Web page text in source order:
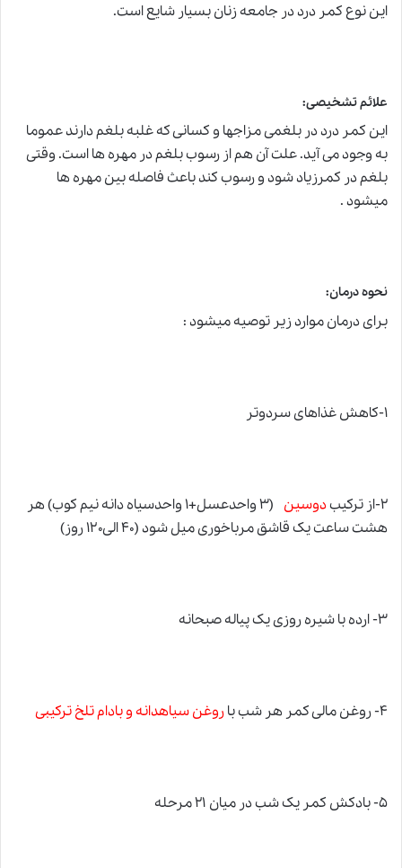
این نوع کمر درد در جامعه زنان بسیار شایع است.
علائم تشخیصی:
این کمر درد در بلغمی مزاجها و کسانی که غلبه بلغم دارند عموما
به وجود می آید. علت آن هم از رسوب بلغم در مهره ها است. وقتی
بلغم در کمرزیاد شود و رسوب کند باعث فاصله بین مهره ها
میشود .
نحوه درمان:
برای درمان موارد زیر توصیه میشود :
۱-کاهش غذاهای سردوتر
۲-از ترکیب دوسین
(۳ واحدعسل+۱ واحدسیاه دانه نیم کوب) هر
هشت ساعت یک قاشق مرباخوری میل شود (۴۰ الی۱۲۰ روز)
۳- ارده با شیره روزی یک پیاله صبحانه
۴- روغن مالی کمر هر شب با روغن سیاهدانه و بادام تلخ ترکیبی
۵- بادکش کمر یک شب در میان ۲۱ مرحله